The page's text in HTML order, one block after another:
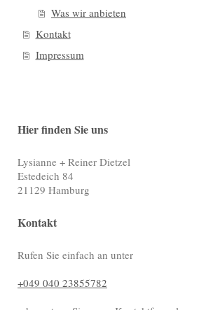
Was wir anbieten
Kontakt
Impressum
Hier finden Sie uns
Lysianne + Reiner Dietzel
Estedeich 84
21129 Hamburg
Kontakt
Rufen Sie einfach an unter
+049 040 23855782